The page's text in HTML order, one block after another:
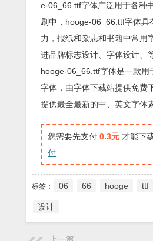
e-06_66.ttf字体广泛用于各种
刷中，hooge-06_66.ttf字体具
力，报纸和杂志和书籍中常用
进品牌标志设计、字体设计、
hooge-06_66.ttf字体是一款用
字体，由字体下载站提供免费
提供最全最新的中、英文字体
您需要先支付 0.3元 才能下
付
标签： 06 66 hooge ttf
设计
上一篇